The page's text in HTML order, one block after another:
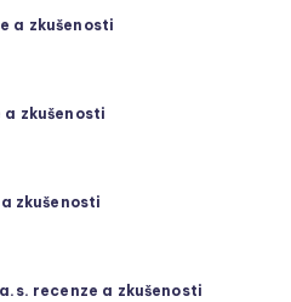
a zkušenosti
a zkušenosti
zkušenosti
recenze a zkušenosti